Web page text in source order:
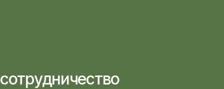
сотрудничество